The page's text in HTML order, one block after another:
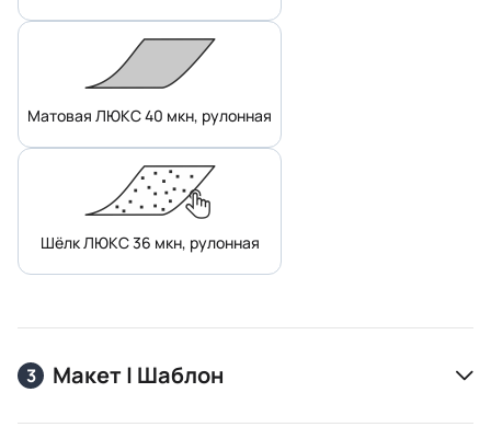
Матовая ЛЮКС 40 мкн, рулонная
Шёлк ЛЮКС 36 мкн, рулонная
3 Макет | Шаблон